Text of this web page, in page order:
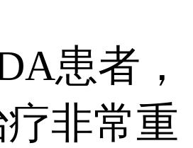
患者，
非常重